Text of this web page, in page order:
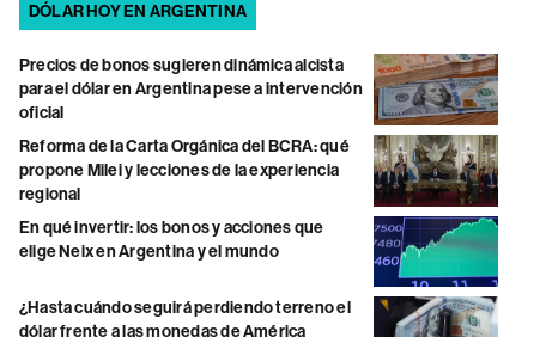
DÓLAR HOY EN ARGENTINA
Precios de bonos sugieren dinámica alcista
para el dólar en Argentina pese a intervención
oficial
Reforma de la Carta Orgánica del BCRA: qué
propone Milei y lecciones de la experiencia
regional
En qué invertir: los bonos y acciones que
elige Neix en Argentina y el mundo
¿Hasta cuándo seguirá perdiendo terreno el
dólar frente a las monedas de América